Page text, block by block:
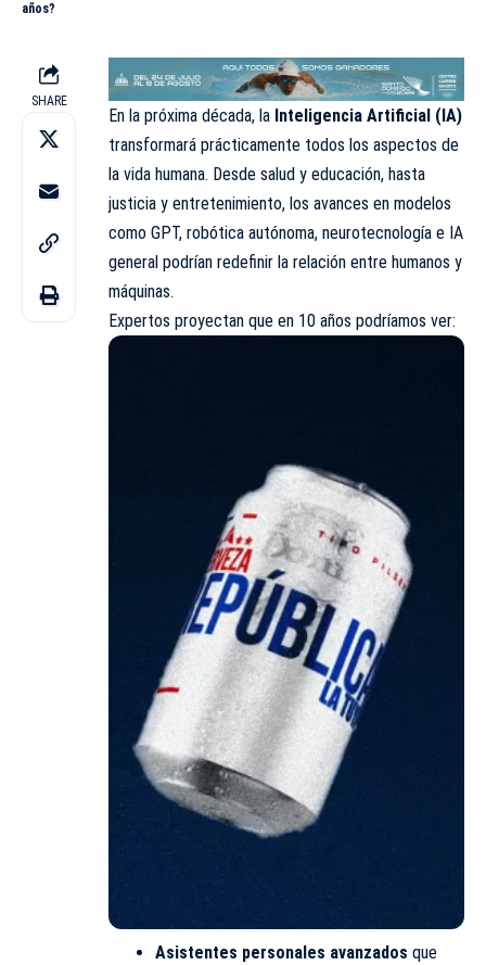
años?
SHARE
En la próxima década, la Inteligencia Artificial (IA)
transformará prácticamente todos los aspectos de
la vida humana. Desde salud y educación, hasta
justicia y entretenimiento, los avances en modelos
como GPT, robótica autónoma, neurotecnología e IA
general podrían redefinir la relación entre humanos y
máquinas.
Expertos proyectan que en 10 años podríamos ver:
Asistentes personales avanzados que